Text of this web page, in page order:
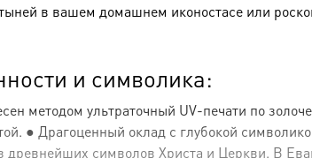
в вашем домашнем иконостасе или
и символика:
методом ультраточный UV-печати по
● Драгоценный оклад с глубокой
символов Христа и Церкви. В